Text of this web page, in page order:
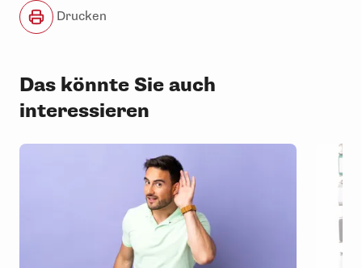
Drucken
Das könnte Sie auch
interessieren